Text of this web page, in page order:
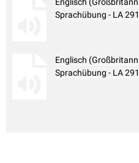
Sprachübung - LA
Englisch
Sprachübung - LA